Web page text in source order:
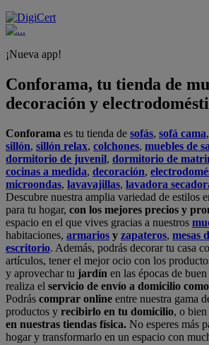
¡Nueva app!
Conforama, tu tienda de
decoración y
Conforama es tu tienda de sofás, sofá cama,
sillón, sillón relax, colchones, muebles de
dormitorio de juvenil, dormitorio de
cocinas a medida, decoración,
microondas, lavavajillas, lavadora
Descubre nuestra amplia variedad de estilos
para tu hogar, con los mejores precios y
espacio en el que vives gracias a nuestros
habitaciones, armarios y zapateros, mesas
escritorio. Además, podrás decorar tu casa
artículos, tener el mejor ocio con los
y aprovechar tu jardín en las épocas de
realiza el servicio de envío a domicilio
Podrás comprar online entre nuestra gama
productos y recibirlo en tu domicilio, o bien
en nuestras tiendas física. No esperes más
hogar y transformarlo en un espacio con